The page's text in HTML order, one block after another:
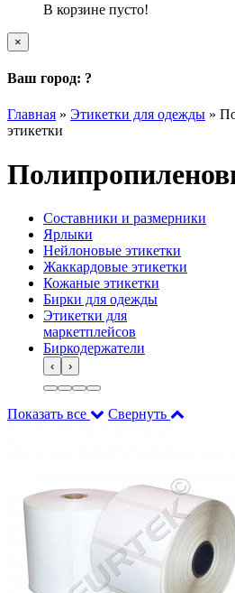
В корзине пусто!
×
Ваш город: ?
Главная » Этикетки для одежды »
этикетки
Составники и размерники
Ярлыки
Нейлоновые этикетки
Жаккардовые этикетки
Кожаные этикетки
Бирки для одежды
Этикетки для
маркетплейсов
Биркодержатели
‹ ›
Показать все Свернуть